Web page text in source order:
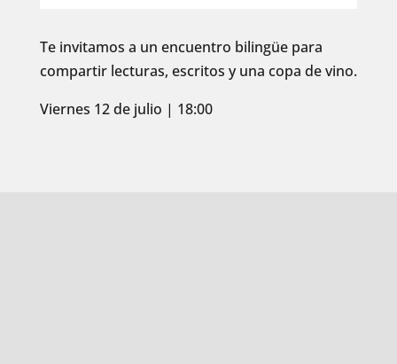
Te invitamos a un encuentro bilingüe para
compartir lecturas, escritos y una copa de vino.
Viernes 12 de julio | 18:00